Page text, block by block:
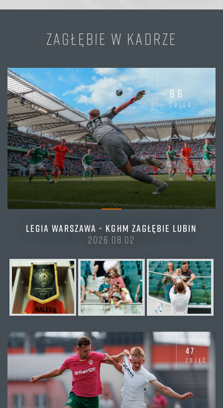
ZAGŁĘBIE W KADRZE
66
zdjęć
LEGIA WARSZAWA - KGHM ZAGŁĘBIE LUBIN
2026.08.02
47
zdjęć